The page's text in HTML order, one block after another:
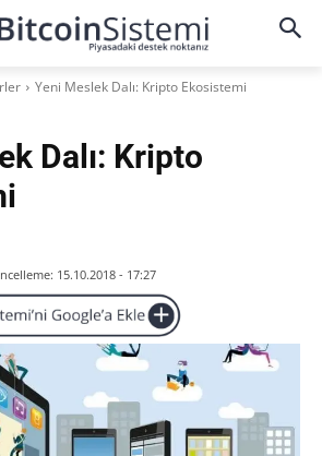
Yeni Meslek Dalı: Kripto Ekosistemi
Dalı: Kripto
15.10.2018 - 17:27